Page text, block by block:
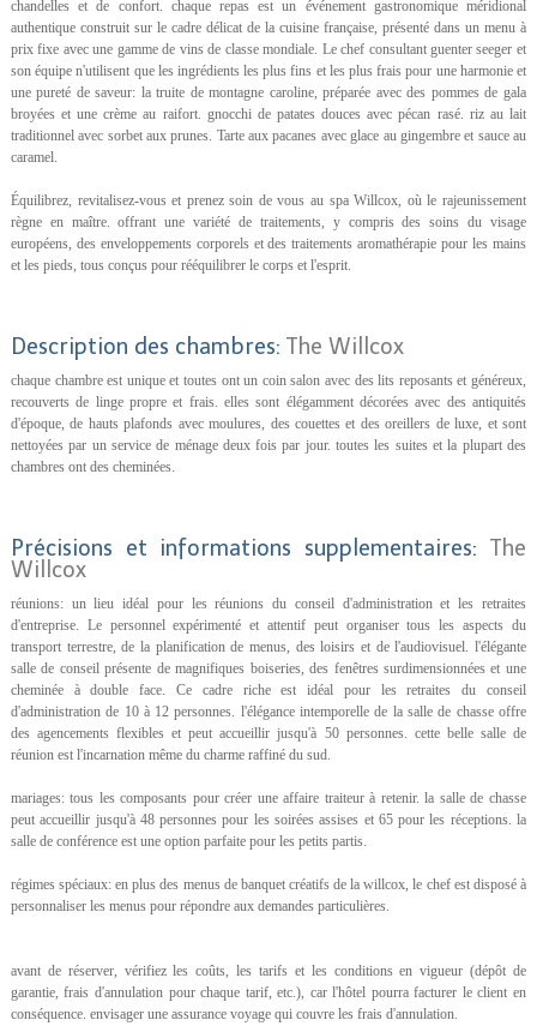
chandelles et de confort. chaque repas est un événement gastronomique méridional
authentique construit sur le cadre délicat de la cuisine française, présenté dans un menu à
prix fixe avec une gamme de vins de classe mondiale. Le chef consultant guenter seeger et
son équipe n'utilisent que les ingrédients les plus fins et les plus frais pour une harmonie et
une pureté de saveur: la truite de montagne caroline, préparée avec des pommes de gala
broyées et une crème au raifort. gnocchi de patates douces avec pécan rasé. riz au lait
traditionnel avec sorbet aux prunes. Tarte aux pacanes avec glace au gingembre et sauce au
caramel.
Équilibrez, revitalisez-vous et prenez soin de vous au spa Willcox, où le rajeunissement
règne en maître. offrant une variété de traitements, y compris des soins du visage
européens, des enveloppements corporels et des traitements aromathérapie pour les mains
et les pieds, tous conçus pour rééquilibrer le corps et l'esprit.
Description des chambres: The Willcox
chaque chambre est unique et toutes ont un coin salon avec des lits reposants et généreux,
recouverts de linge propre et frais. elles sont élégamment décorées avec des antiquités
d'époque, de hauts plafonds avec moulures, des couettes et des oreillers de luxe, et sont
nettoyées par un service de ménage deux fois par jour. toutes les suites et la plupart des
chambres ont des cheminées.
Précisions et informations supplementaires: The
Willcox
réunions: un lieu idéal pour les réunions du conseil d'administration et les retraites
d'entreprise. Le personnel expérimenté et attentif peut organiser tous les aspects du
transport terrestre, de la planification de menus, des loisirs et de l'audiovisuel. l'élégante
salle de conseil présente de magnifiques boiseries, des fenêtres surdimensionnées et une
cheminée à double face. Ce cadre riche est idéal pour les retraites du conseil
d'administration de 10 à 12 personnes. l'élégance intemporelle de la salle de chasse offre
des agencements flexibles et peut accueillir jusqu'à 50 personnes. cette belle salle de
réunion est l'incarnation même du charme raffiné du sud.
mariages: tous les composants pour créer une affaire traiteur à retenir. la salle de chasse
peut accueillir jusqu'à 48 personnes pour les soirées assises et 65 pour les réceptions. la
salle de conférence est une option parfaite pour les petits partis.
régimes spéciaux: en plus des menus de banquet créatifs de la willcox, le chef est disposé à
personnaliser les menus pour répondre aux demandes particulières.
avant de réserver, vérifiez les coûts, les tarifs et les conditions en vigueur (dépôt de
garantie, frais d'annulation pour chaque tarif, etc.), car l'hôtel pourra facturer le client en
conséquence. envisager une assurance voyage qui couvre les frais d'annulation.